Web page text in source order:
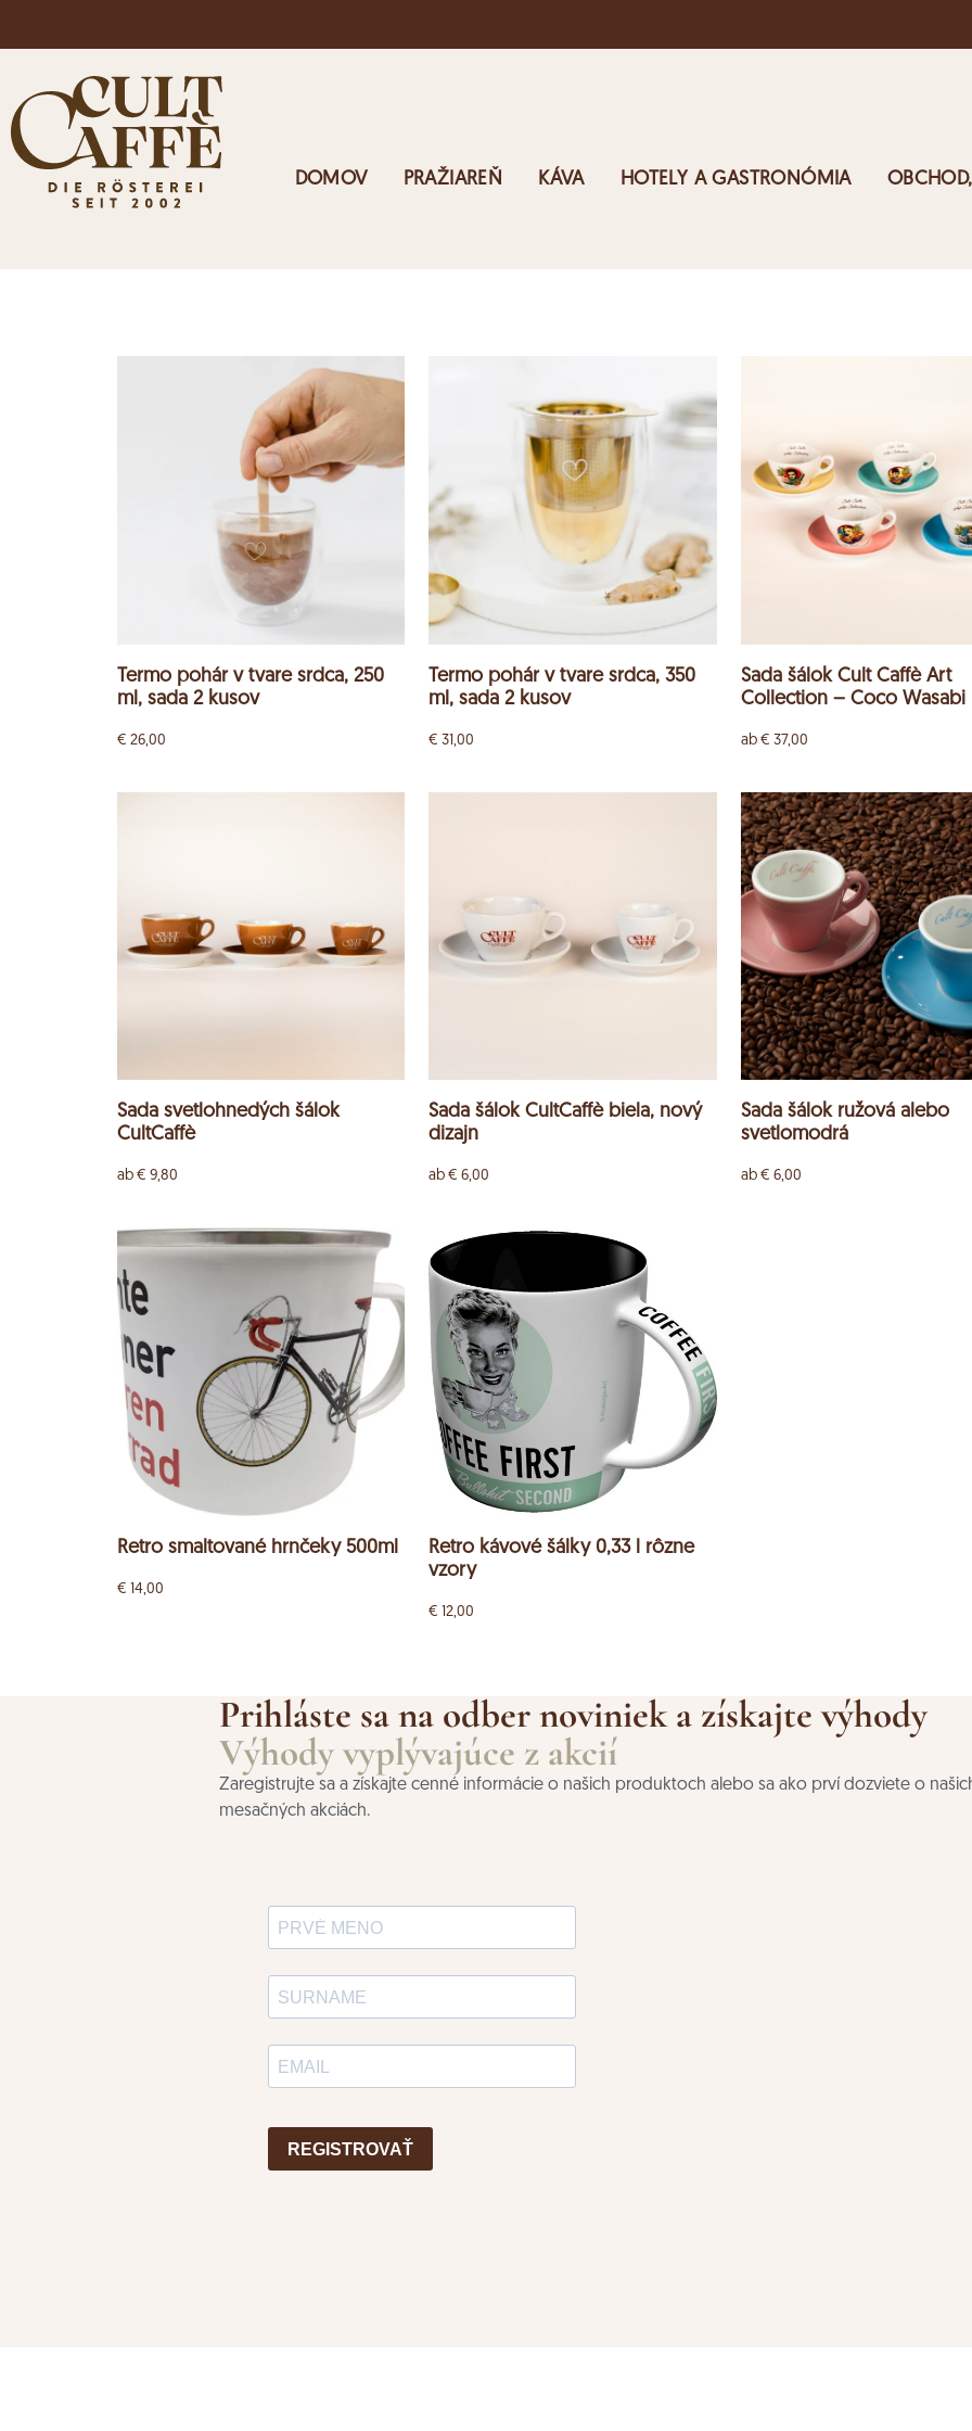
Doprava zdarma v Rakúsku pri objednávkach nad 125 €
DOMOV PRAŽIAREŇ KÁVA HOTELY A GASTRONÓMIA
Termo pohár v tvare srdca, 250
ml, sada 2 kusov
€ 26,00
Termo pohár v tvare srdca, 350
ml, sada 2 kusov
€ 31,00
Sada šálok Cult Caffè Art
Collection – Coco Wasabi
ab € 37,00
Sada svetlohnedých šálok
CultCaffè
ab € 9,80
Sada šálok CultCaffè biela, nový
dizajn
ab€ 6,00
Sada šálok ružová alebo
svetlomodrá
ab € 6,00
Retro smaltované hrnčeky 500ml
€ 14,00
Retro kávové šálky 0,33 l rôzne
vzory
€ 12,00
Prihláste sa na odber noviniek a získajte výhody
Výhody vyplývajúce z akcií
Zaregistrujte sa a získajte cenné informácie o našich produktoch alebo sa ako prví dozviete o
mesačných akciách.
REGISTROVAŤ